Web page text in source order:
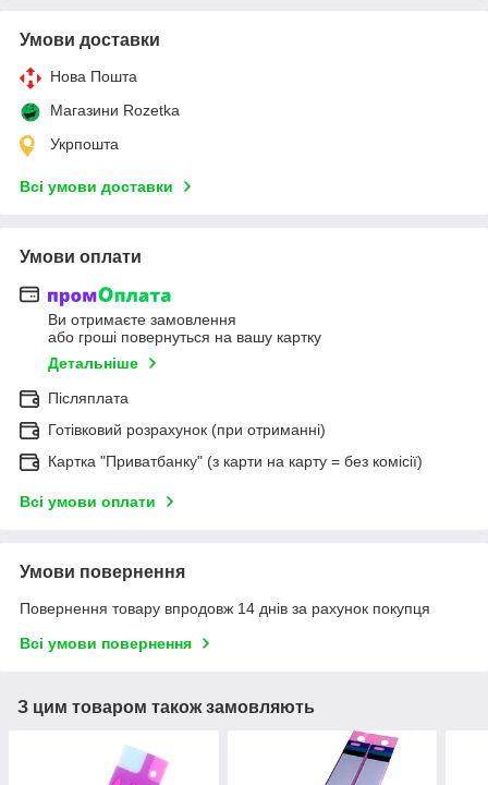
Умови доставки
Нова Пошта
Магазини Rozetka
Укрпошта
Всі умови доставки
Умови оплати
Ви отримаєте замовлення
або гроші повернуться на вашу картку
Детальніше
Післяплата
Готівковий розрахунок (при отриманні)
Картка "Приватбанку" (з карти на карту = без комісії)
Всі умови оплати
Умови повернення
Повернення товару впродовж 14 днів за рахунок покупця
Всі умови повернення
З цим товаром також замовляють